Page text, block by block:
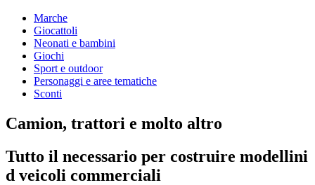
Marche
Giocattoli
Neonati e bambini
Giochi
Sport e outdoor
Personaggi e aree tematiche
Sconti
Camion, trattori e molto altro
Tutto il necessario per costruire modellini
d veicoli commerciali